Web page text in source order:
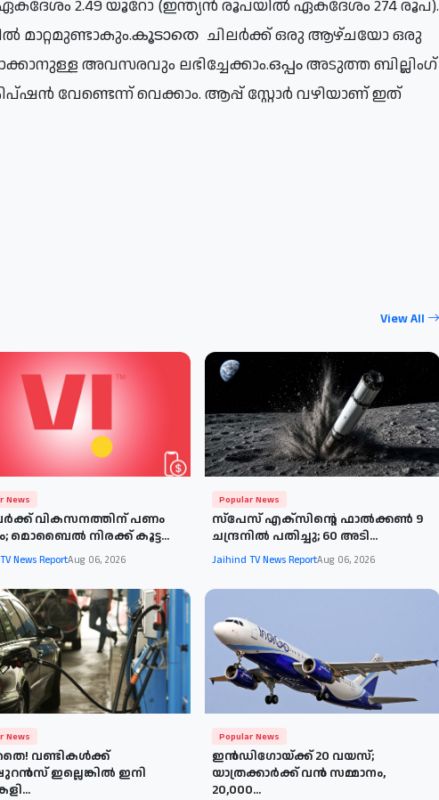
2.49 യൂറോ (ഇന്ത്യൻ രൂപയിൽ ഏകദേശം 274 രൂപ).
മാറ്റമുണ്ടാകും.കൂടാതെ ചിലർക്ക് ഒരു ആഴ്ചയോ ഒരു
അവസരവും ലഭിച്ചേക്കാം.ഒപ്പം അടുത്ത ബില്ലിംഗ്
View All
News
വികസനത്തിന് പണം
മൊബൈൽ നിരക്ക് കൂട്ട...
News ReportAug 06, 2026
Popular News
സ്‌പേസ് എക്‌സിന്റെ ഫാൽക്കൺ 9
ചന്ദ്രനിൽ പതിച്ചു; 60 അടി...
Jaihind TV News ReportAug 06, 2026
News
വണ്ടികള്‍ക്ക്
ഇല്ലെങ്കിൽ ഇനി
Popular News
ഇൻഡിഗോയ്ക്ക് 20 വയസ്;
യാത്രക്കാർക്ക് വൻ സമ്മാനം,
20,000...